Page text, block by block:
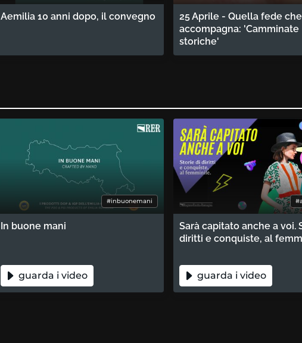
Aemilia 10 anni dopo, il convegno
25 Aprile - Quella fede
accompagna: 'Camminate
storiche'
#inbuonemani
In buone mani
guarda i video
Sarà capitato anche a voi.
diritti e conquiste, al
guarda i video